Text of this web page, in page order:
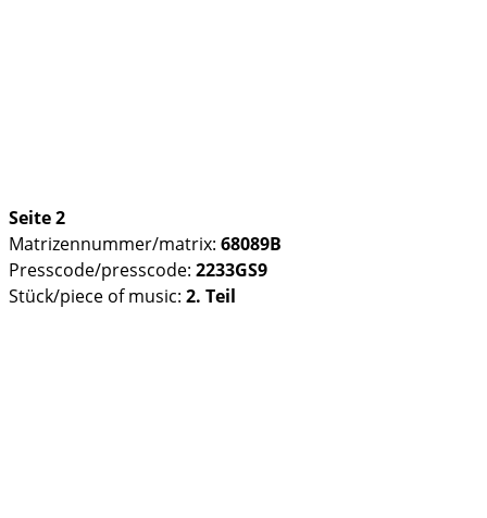
Seite 2
Matrizennummer/matrix: 68089B
Presscode/presscode: 2233GS9
Stück/piece of music: 2. Teil